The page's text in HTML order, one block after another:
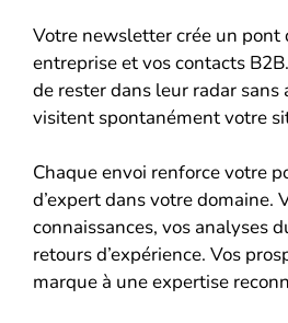
Votre newsletter crée un pont
entreprise et vos contacts
de rester dans leur radar sans
visitent spontanément votre
Chaque envoi renforce votre
d’expert dans votre domaine.
connaissances, vos analyses
retours d’expérience. Vos
marque à une expertise